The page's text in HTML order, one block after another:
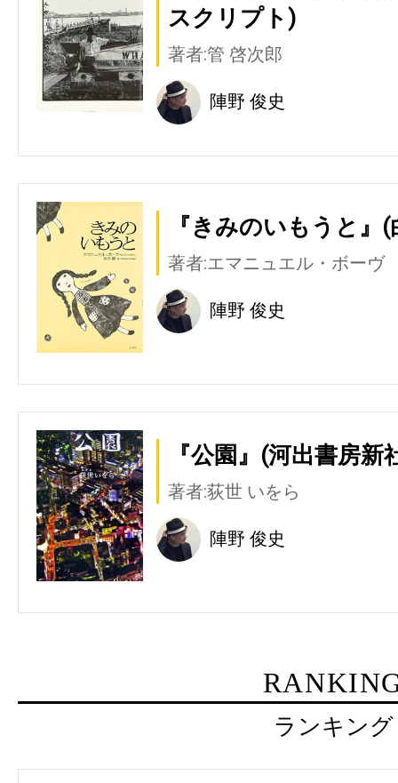
スクリプト)
著者:管 啓次郎
陣野 俊史
『きみのいもうと』
著者:エマニュエル・ボーヴ
陣野 俊史
『公園』(河出書房新
著者:荻世 いをら
陣野 俊史
ランキング